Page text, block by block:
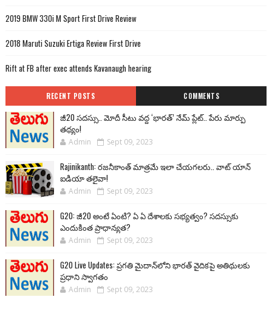
2019 BMW 330i M Sport First Drive Review
2018 Maruti Suzuki Ertiga Review First Drive
Rift at FB after exec attends Kavanaugh hearing
RECENT POSTS COMMENTS
జీ20 సదస్సు.. మోదీ సీటు వద్ద ‘భారత్’ నేమ్ ప్లేట్‌.. పేరు మార్పు
తథ్యం!
Admin Sept 09, 2023
Rajinikanth: రజనీకాంత్ మాత్రమే ఇలా చేయగలరు.. వాట్ యాన్
ఐడియా తలైవా!
Admin Sept 09, 2023
G20: జీ20 అంటే ఏంటి? ఏ ఏ దేశాలకు సభ్యత్వం? సదస్సుకు
ఎందుకింత ప్రాధాన్యత?
Admin Sept 09, 2023
G20 Live Updates: ప్రగతి మైదాన్‌లోని భారత్ వైదికపై అతిథులకు
ప్రధాని స్వాగతం
Admin Sept 09, 2023